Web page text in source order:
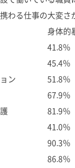
わる仕事の大変さ
身体的
41.8％
45.4％
ン
51.8％
67.9％
81.9％
41.0％
90.3％
86.8％